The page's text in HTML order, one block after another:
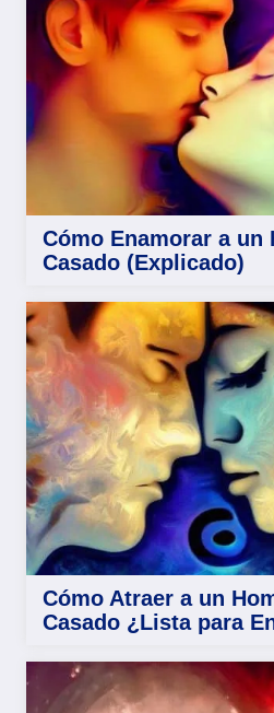
Cómo Enamorar a un
Casado (Explicado)
Cómo Atraer a un
Casado ¿Lista para